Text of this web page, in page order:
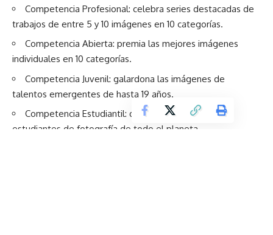
Competencia Profesional: celebra series destacadas de
trabajos de entre 5 y 10 imágenes en 10 categorías.
Competencia Abierta: premia las mejores imágenes
individuales en 10 categorías.
Competencia Juvenil: galardona las imágenes de
talentos emergentes de hasta 19 años.
Competencia Estudiantil: destaca los proyectos de
estudiantes de fotografía de todo el planeta.